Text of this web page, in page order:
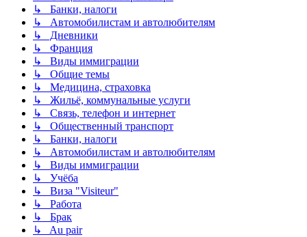
↳ Банки, налоги
↳ Автомобилистам и автолюбителям
↳ Дневники
↳ Франция
↳ Виды иммиграции
↳ Общие темы
↳ Медицина, страховка
↳ Жильё, коммунальные услуги
↳ Связь, телефон и интернет
↳ Общественный транспорт
↳ Банки, налоги
↳ Автомобилистам и автолюбителям
↳ Виды иммиграции
↳ Учёба
↳ Виза "Visiteur"
↳ Работа
↳ Брак
↳ Au pair